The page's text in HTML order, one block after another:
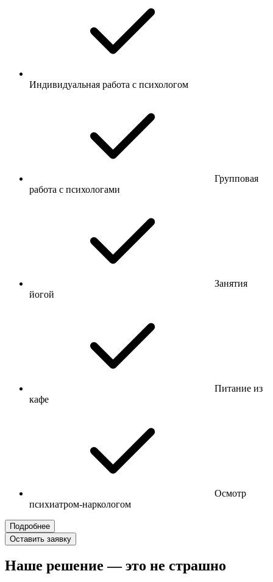
Индивидуальная работа с психологом
Групповая
работа с психологами
Занятия
йогой
Питание из
кафе
Осмотр
психиатром-наркологом
Подробнее
Оставить заявку
Наше решение — это не страшно